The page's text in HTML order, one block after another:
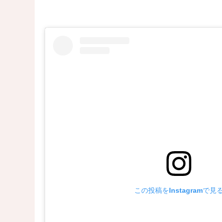
この投稿をInstagramで見